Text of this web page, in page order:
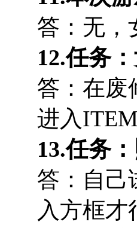
答：无，
12.任务
答：在废
进入
13.任务
答：自己
入方框